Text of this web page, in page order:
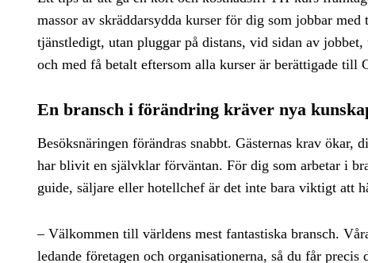
massor av skräddarsydda kurser för dig som jobbar
tjänstledigt, utan pluggar på distans, vid sidan av
och med få betalt eftersom alla kurser är berättigade till
En bransch i förändring kräver nya
Besöksnäringen förändras snabbt. Gästernas krav ökar,
har blivit en självklar förväntan. För dig som arbetar i
guide, säljare eller hotellchef är det inte bara viktigt att
– Välkommen till världens mest fantastiska bransch.
ledande företagen och organisationerna, så du får